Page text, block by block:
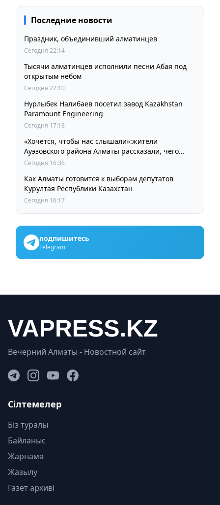
Последние новости
Праздник, объединивший алматинцев
Сегодня 22:14
Тысячи алматинцев исполнили песни Абая под
открытым небом
Сегодня 22:10
Нурлыбек Налибаев посетил завод Kazakhstan
Paramount Engineering
Сегодня 17:18
«Хочется, чтобы нас слышали»:жители
Ауэзовского района Алматы рассказали, чего
ждут от выборов депутатов Курултая
Сегодня 16:36
Как Алматы готовится к выборам депутатов
Курултая Республики Казахстан
Сегодня 16:17
подпишитесь
Telegram
Вечерний Алматы - Новостной сайт
Сілтемелер
Біз туралы
Байланыс
Жарнама
Жазылу
Газет архиві